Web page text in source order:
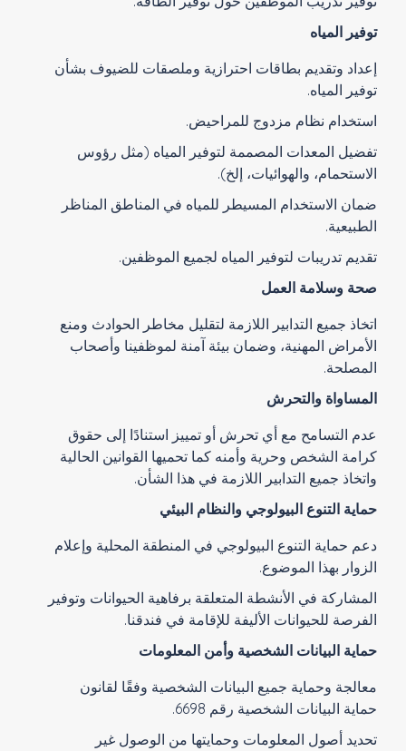
توفير المياه
إعداد وتقديم بطاقات احترازية وملصقات للضيوف بشأن
توفير المياه.
استخدام نظام مزدوج للمراحيض.
تفضيل المعدات المصممة لتوفير المياه (مثل رؤوس
الاستحمام، والهوائيات، إلخ).
ضمان الاستخدام المسيطر للمياه في المناطق المناظر
الطبيعية.
تقديم تدريبات لتوفير المياه لجميع الموظفين.
صحة وسلامة العمل
اتخاذ جميع التدابير اللازمة لتقليل مخاطر الحوادث ومنع
الأمراض المهنية، وضمان بيئة آمنة لموظفينا وأصحاب
المصلحة.
المساواة والتحرش
عدم التسامح مع أي تحرش أو تمييز استنادًا إلى حقوق
كرامة الشخص وحرية وأمنه كما تحميها القوانين الحالية
واتخاذ جميع التدابير اللازمة في هذا الشأن.
حماية التنوع البيولوجي والنظام البيئي
دعم حماية التنوع البيولوجي في المنطقة المحلية وإعلام
الزوار بهذا الموضوع.
المشاركة في الأنشطة المتعلقة برفاهية الحيوانات وتوفير
الفرصة للحيوانات الأليفة للإقامة في فندقنا.
حماية البيانات الشخصية وأمن المعلومات
معالجة وحماية جميع البيانات الشخصية وفقًا لقانون
حماية البيانات الشخصية رقم 6698.
تحديد أصول المعلومات وحمايتها من الوصول غير